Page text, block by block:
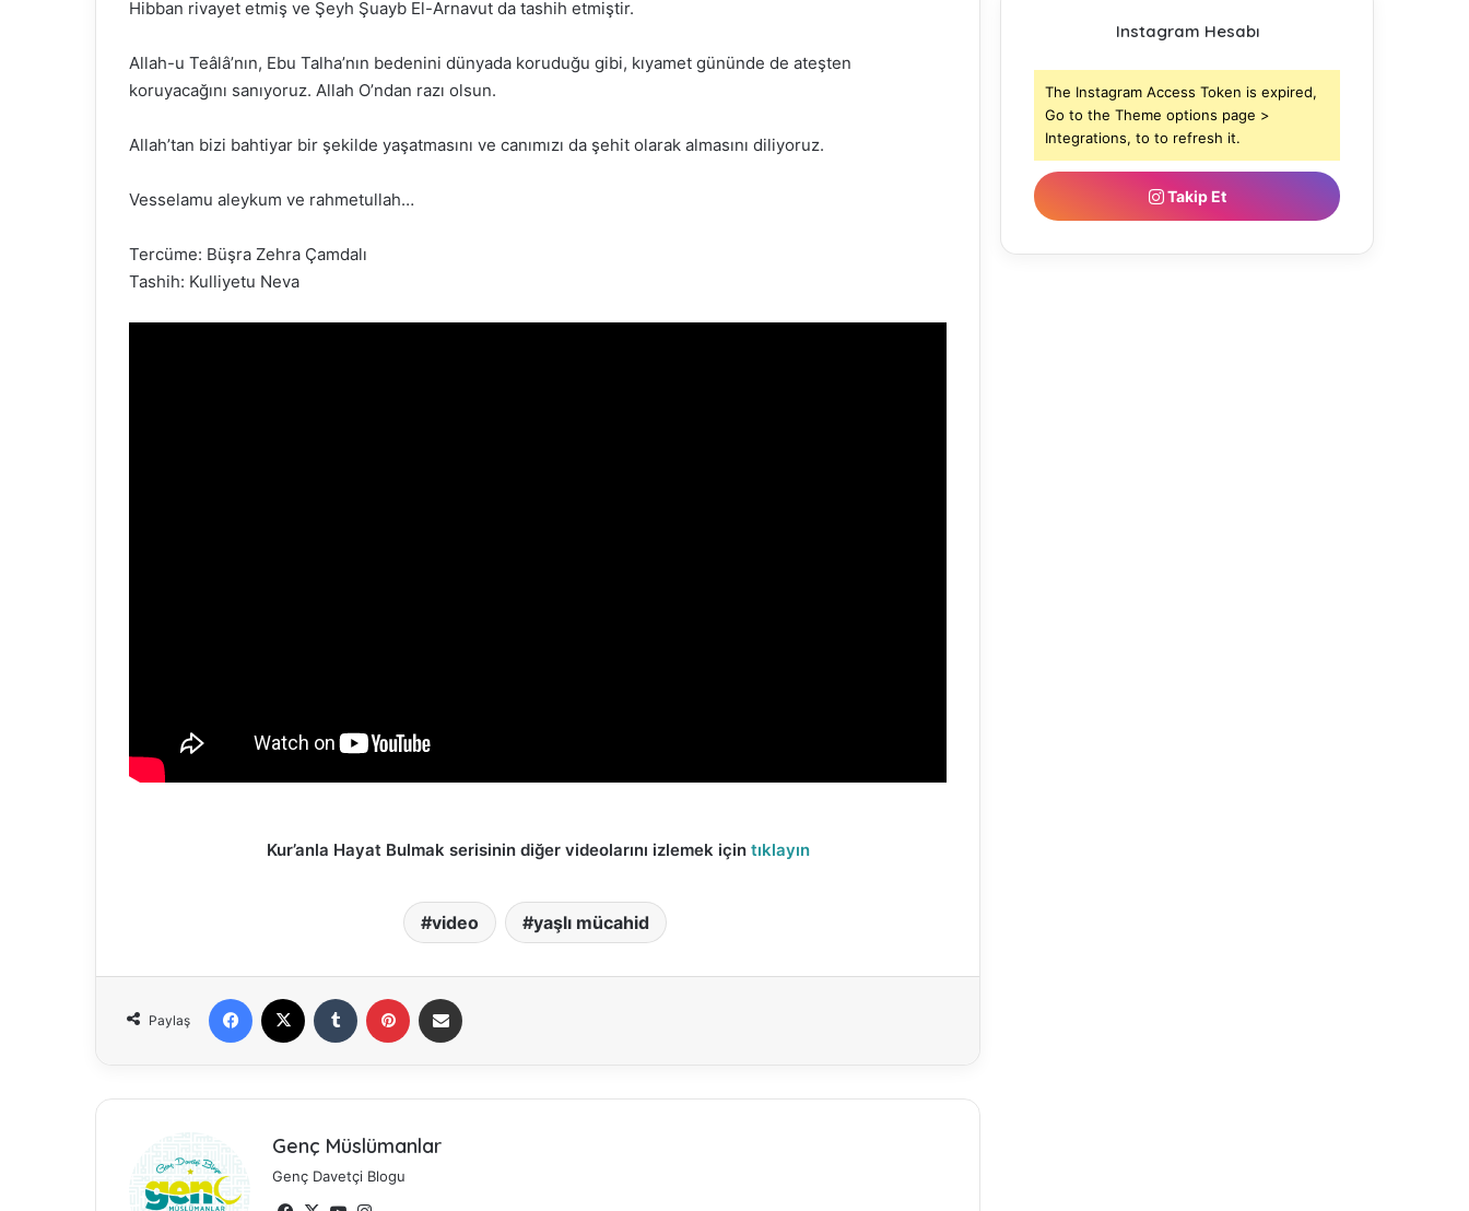
Hibban rivayet etmiş ve Şeyh Şuayb El-Arnavut da tashih etmiştir.
Allah-u Teâlâ’nın, Ebu Talha’nın bedenini dünyada koruduğu gibi, kıyamet gününde de ateşten
koruyacağını sanıyoruz. Allah O’ndan razı olsun.
Allah’tan bizi bahtiyar bir şekilde yaşatmasını ve canımızı da şehit olarak almasını diliyoruz.
Vesselamu aleykum ve rahmetullah…
Tercüme: Büşra Zehra Çamdalı
Tashih: Kulliyetu Neva
Kur’anla Hayat Bulmak serisinin diğer videolarını izlemek için tıklayın
video yaşlı mücahid
Paylaş
Genç Müslümanlar
Genç Davetçi Blogu
Instagram Hesabı
The Instagram Access Token is expired,
Go to the Theme options page >
Integrations, to to refresh it.
Takip Et